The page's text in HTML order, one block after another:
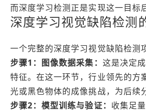
而深度学习检测正是实现这一目标
深度学习视觉缺陷检测
一个完整的深度学习视觉缺陷检测
步骤1：图像数据采集： 这是决定
特征。在这一环节，行业领先的方
光或黑色物体的成像挑战，为后续
步骤2：模型训练与验证： 收集足